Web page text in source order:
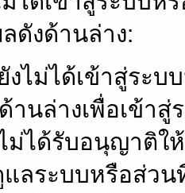
ดังด้านล่าง:
ไม่ได้เข้าสู่ระบ
านล่างเพื่อเข้า
ม่ได้รับอนุญาติใ
แลระบบหรือส่ว